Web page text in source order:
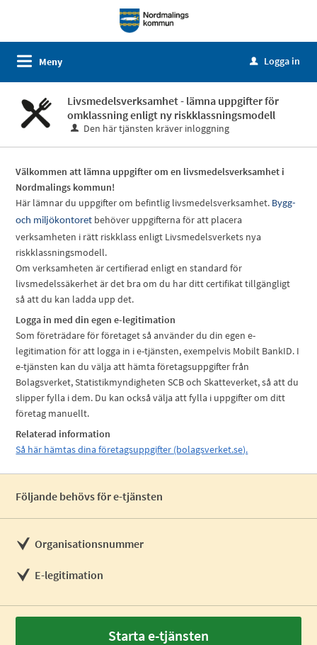
Meny u Logga in
Livsmedelsverksamhet - lämna uppgifter för
omklassning enligt ny riskklassningsmodell
Den här tjänsten kräver inloggning
Välkommen att lämna uppgifter om en livsmedelsverksamhet i
Nordmalings kommun!
Här lämnar du uppgifter om befintlig livsmedelsverksamhet. Bygg-
och miljökontoret behöver uppgifterna för att placera
verksamheten i rätt riskklass enligt Livsmedelsverkets nya
riskklassningsmodell.
Om verksamheten är certifierad enligt en standard för
livsmedelssäkerhet är det bra om du har ditt certifikat tillgängligt
så att du kan ladda upp det.
Logga in med din egen e-legitimation
Som företrädare för företaget så använder du din egen e-
legitimation för att logga in i e-tjänsten, exempelvis Mobilt BankID. I
e-tjänsten kan du välja att hämta företagsuppgifter från
Bolagsverket, Statistikmyndigheten SCB och Skatteverket, så att du
slipper fylla i dem. Du kan också välja att fylla i uppgifter om ditt
företag manuellt.
Relaterad information
Så här hämtas dina företagsuppgifter (bolagsverket.se).
Följande behövs för e-tjänsten
Organisationsnummer
E-legitimation
Starta e-tjänsten